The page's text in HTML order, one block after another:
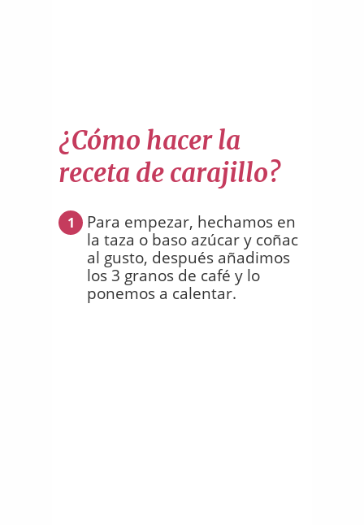
¿Cómo hacer la
receta de carajillo?
1
Para empezar, hechamos en
la taza o baso azúcar y coñac
al gusto, después añadimos
los 3 granos de café y lo
ponemos a calentar.